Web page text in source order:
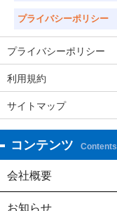
プライバシーポリシー
利用規約
サイトマップ
プライバシーポリシー
コンテンツ Contents
会社概要
お知らせ